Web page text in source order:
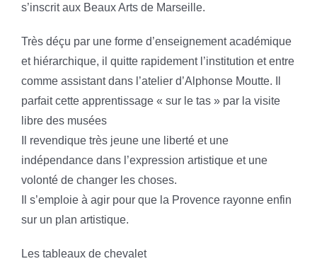
s’inscrit aux Beaux Arts de Marseille.
Très déçu par une forme d’enseignement académique
et hiérarchique, il quitte rapidement l’institution et entre
comme assistant dans l’atelier d’Alphonse Moutte. Il
parfait cette apprentissage « sur le tas » par la visite
libre des musées
Il revendique très jeune une liberté et une
indépendance dans l’expression artistique et une
volonté de changer les choses.
Il s’emploie à agir pour que la Provence rayonne enfin
sur un plan artistique.
Les tableaux de chevalet